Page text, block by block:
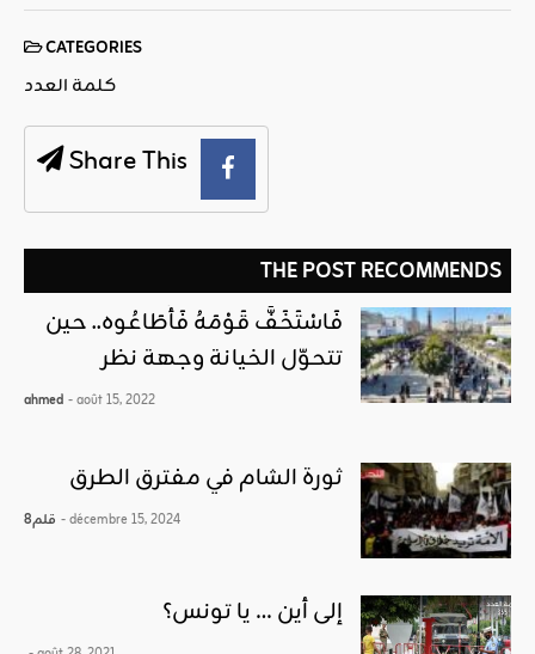
CATEGORIES
كلمة العدد
Share This
THE POST RECOMMENDS
فَاسْتَخَفَّ قَوْمَهُ فَأَطَاعُوه.. حين
تتحوّل الخيانة وجهة نظر
ahmed - août 15, 2022
ثورة الشام في مفترق الطرق
قلم8 - décembre 15, 2024
إلى أين … يا تونس؟